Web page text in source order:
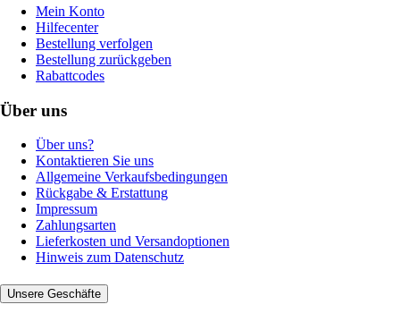
Mein Konto
Hilfecenter
Bestellung verfolgen
Bestellung zurückgeben
Rabattcodes
Über uns
Über uns?
Kontaktieren Sie uns
Allgemeine Verkaufsbedingungen
Rückgabe & Erstattung
Impressum
Zahlungsarten
Lieferkosten und Versandoptionen
Hinweis zum Datenschutz
Unsere Geschäfte